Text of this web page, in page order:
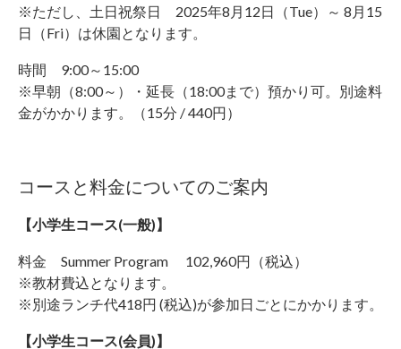
※ただし、土日祝祭日 2025年8月12日（Tue）～ 8月15
日（Fri）は休園となります。
時間 9:00～15:00
※早朝（8:00～）・延長（18:00まで）預かり可。別途料
金がかかります。（15分 / 440円）
コースと料金についてのご案内
【小学生コース(一般)】
料金 Summer Program 102,960円（税込）
※教材費込となります。
※別途ランチ代418円 (税込)が参加日ごとにかかります。
【小学生コース(会員)】